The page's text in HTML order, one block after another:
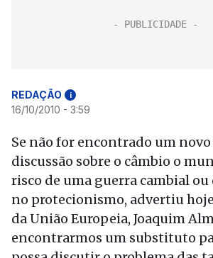
REDAÇÃO i
16/10/2010 - 3:59
Se não for encontrado um
discussão sobre o câmbio o
risco de uma guerra cambial
no protecionismo, advertiu
da União Europeia, Joaquim
encontrarmos um substituto